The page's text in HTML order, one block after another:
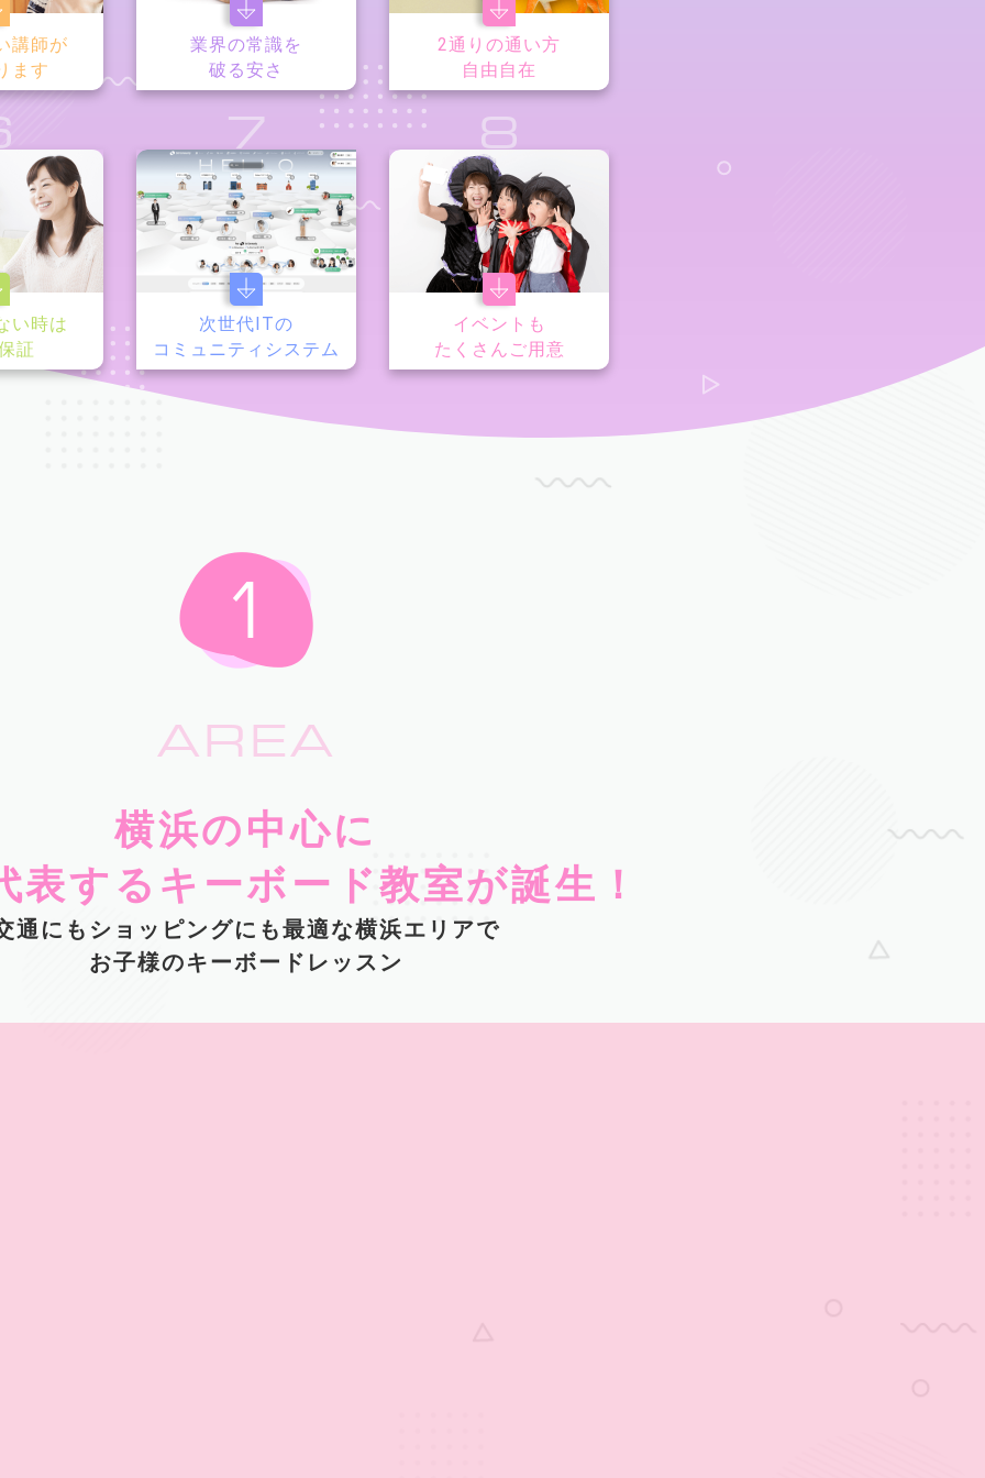
講師が
ます
業界の常識を
破る安さ
2通りの通い方
自由自在
い時は
証
7
次世代ITの
コミュニティシステム
8
イベントも
たくさんご用意
AREA
横浜の中心に
表するキーボード教室が誕生！
通にもショッピングにも最適な横浜エリアで
お子様のキーボードレッスン